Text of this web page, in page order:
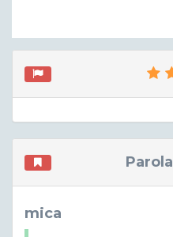
mica